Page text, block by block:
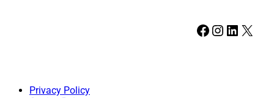
Facebook Instagram LinkedIn X
Privacy Policy